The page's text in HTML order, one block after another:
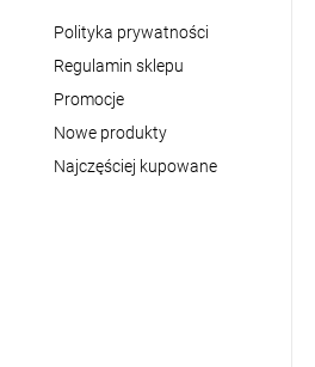
Polityka prywatności
Regulamin sklepu
Promocje
Nowe produkty
Najczęściej kupowane